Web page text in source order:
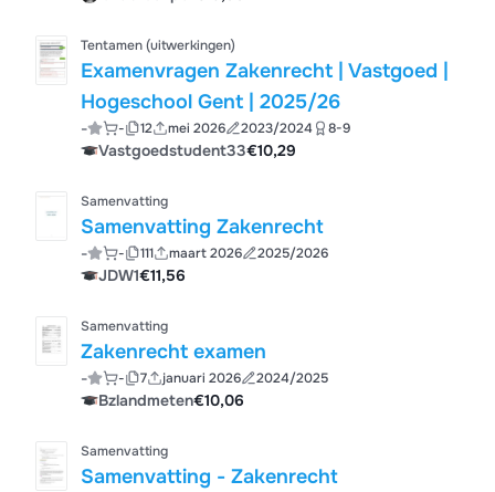
Tentamen (uitwerkingen)
Examenvragen Zakenrecht | Vastgoed |
Hogeschool Gent | 2025/26
- - 12 mei 2026 2023/2024 8-9
Vastgoedstudent33€10,29
Samenvatting
Samenvatting Zakenrecht
- - 111 maart 2026 2025/2026
JDW1€11,56
Samenvatting
Zakenrecht examen
- - 7 januari 2026 2024/2025
Bzlandmeten€10,06
Samenvatting
Samenvatting - Zakenrecht